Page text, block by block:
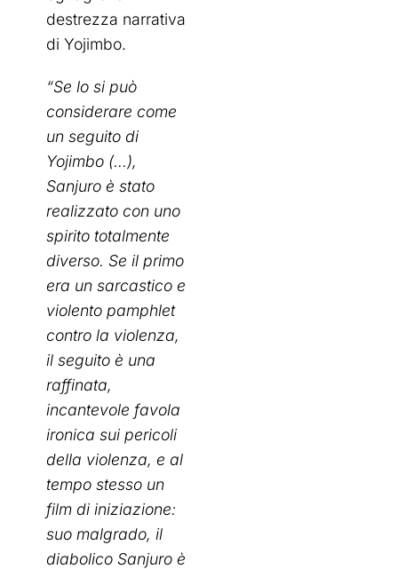
destrezza narrativa
di Yojimbo.
“Se lo si può
considerare come
un seguito di
Yojimbo (…),
Sanjuro è stato
realizzato con uno
spirito totalmente
diverso. Se il primo
era un sarcastico e
violento pamphlet
contro la violenza,
il seguito è una
raffinata,
incantevole favola
ironica sui pericoli
della violenza, e al
tempo stesso un
film di iniziazione:
suo malgrado, il
diabolico Sanjuro è